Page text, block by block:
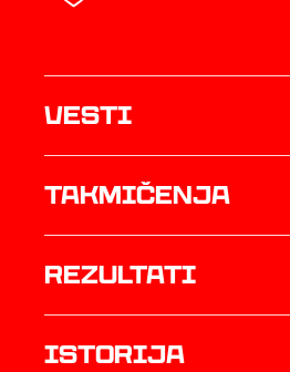
Vesti
Takmičenja
rezultati
istorija